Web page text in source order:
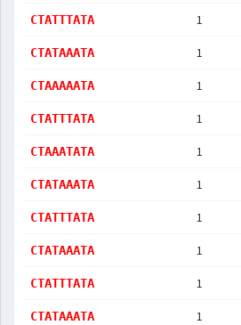
CTATTTATA 1
CTATAAATA 1
CTAAAAATA 1
CTATTTATA 1
CTAAATATA 1
CTATAAATA 1
CTATTTATA 1
CTATAAATA 1
CTATTTATA 1
CTATAAATA 1